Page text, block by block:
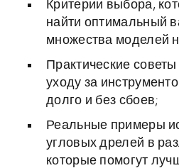
Критерии выбора,
найти оптимальный
множества моделей
Практические
уходу за
долго и без сбоев;
Реальные примеры
угловых дрелей в
которые помогут